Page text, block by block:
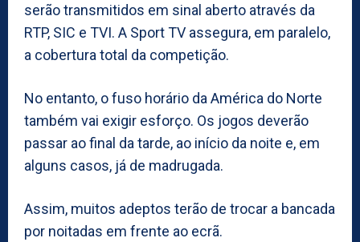
serão transmitidos em sinal aberto através da
RTP, SIC e TVI. A Sport TV assegura, em paralelo,
a cobertura total da competição.
No entanto, o fuso horário da América do Norte
também vai exigir esforço. Os jogos deverão
passar ao final da tarde, ao início da noite e, em
alguns casos, já de madrugada.
Assim, muitos adeptos terão de trocar a bancada
por noitadas em frente ao ecrã.